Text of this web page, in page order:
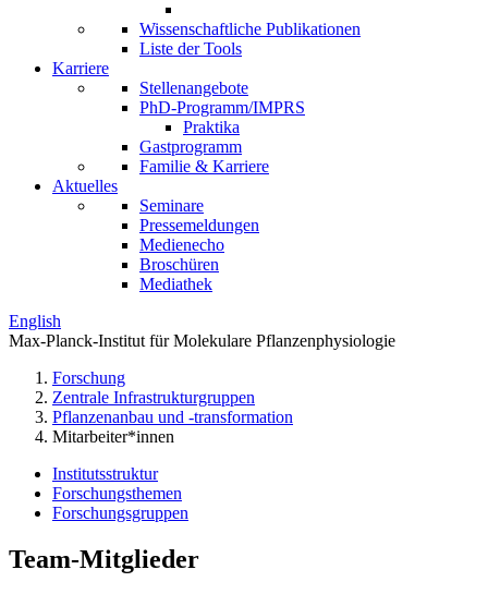
Wissenschaftliche Publikationen
Liste der Tools
Karriere
Stellenangebote
PhD-Programm/IMPRS
Praktika
Gastprogramm
Familie & Karriere
Aktuelles
Seminare
Pressemeldungen
Medienecho
Broschüren
Mediathek
English
Max-Planck-Institut für Molekulare Pflanzenphysiologie
Forschung
Zentrale Infrastrukturgruppen
Pflanzenanbau und -transformation
Mitarbeiter*innen
Institutsstruktur
Forschungsthemen
Forschungsgruppen
Team-Mitglieder